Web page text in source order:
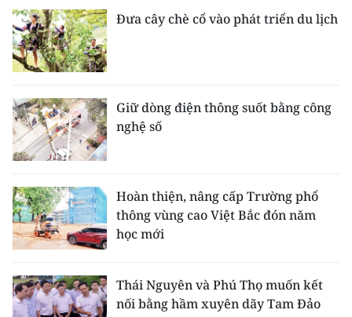
Đưa cây chè cổ vào phát triển du lịch
Giữ dòng điện thông suốt bằng công
nghệ số
Hoàn thiện, nâng cấp Trường phổ
thông vùng cao Việt Bắc đón năm
học mới
Thái Nguyên và Phú Thọ muốn kết
nối bằng hầm xuyên dãy Tam Đảo